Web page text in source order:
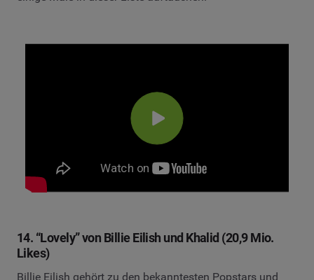
14. “Lovely” von Billie Eilish und Khalid (20,9 Mio.
Likes)
Billie Eilish gehört zu den bekanntesten Popstars und